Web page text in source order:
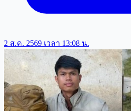
2 ส.ค. 2569 เวลา 13:08 น.